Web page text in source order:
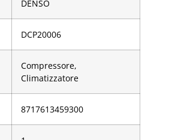
DENSO
DCP20006
Compressore,
Climatizzatore
­8717613459300